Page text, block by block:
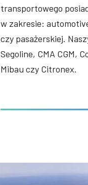
transportowego
w zakresie:
czy pasażerskiej.
Segoline, CMA CGM,
Mibau czy Citronex.